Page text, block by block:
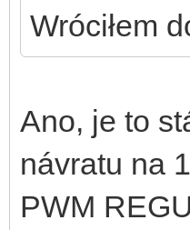
Wróciłem
Ano, je to
návratu na
PWM